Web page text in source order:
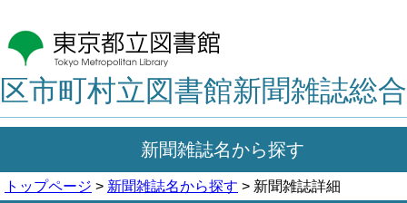
区市町村立図書館新聞雑誌総
新聞雑誌名から探す
トップページ > 新聞雑誌名から探す > 新聞雑誌詳細